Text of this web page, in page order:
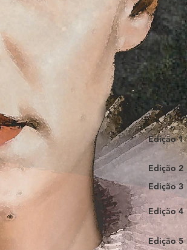
Escenarios
Edição 1
Edição 2
Edição 3
Edição 4
Edição 5